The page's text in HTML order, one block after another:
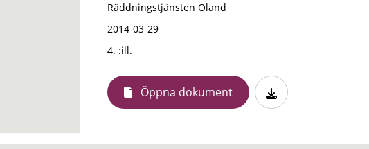
Räddningstjänsten Öland
2014-03-29
4. :ill.
Öppna dokument